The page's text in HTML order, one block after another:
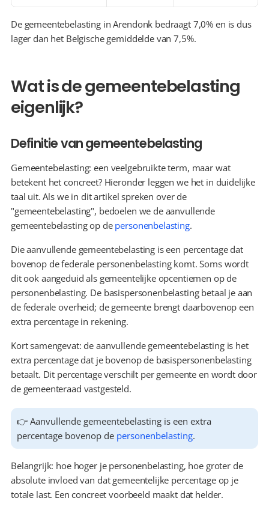
De gemeentebelasting in Arendonk bedraagt 7,0% en is dus
lager dan het Belgische gemiddelde van 7,5%.
Wat is de gemeentebelasting
eigenlijk?
Definitie van gemeentebelasting
Gemeentebelasting: een veelgebruikte term, maar wat
betekent het concreet? Hieronder leggen we het in duidelijke
taal uit. Als we in dit artikel spreken over de
"gemeentebelasting", bedoelen we de aanvullende
gemeentebelasting op de personenbelasting.
Die aanvullende gemeentebelasting is een percentage dat
bovenop de federale personenbelasting komt. Soms wordt
dit ook aangeduid als gemeentelijke opcentiemen op de
personenbelasting. De basispersonenbelasting betaal je aan
de federale overheid; de gemeente brengt daarbovenop een
extra percentage in rekening.
Kort samengevat: de aanvullende gemeentebelasting is het
extra percentage dat je bovenop de basispersonenbelasting
betaalt. Dit percentage verschilt per gemeente en wordt door
de gemeenteraad vastgesteld.
👉 Aanvullende gemeentebelasting is een extra
percentage bovenop de personenbelasting.
Belangrijk: hoe hoger je personenbelasting, hoe groter de
absolute invloed van dat gemeentelijke percentage op je
totale last. Een concreet voorbeeld maakt dat helder.